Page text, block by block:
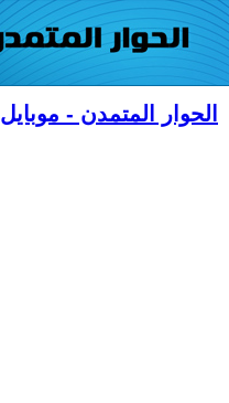
الحوار المتمدن - موبايل